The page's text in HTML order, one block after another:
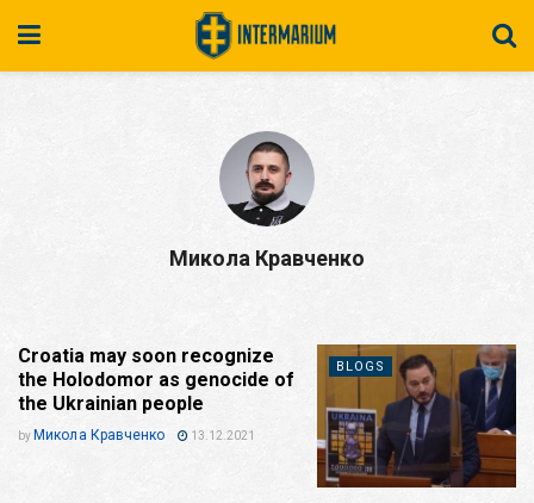
Микола Кравченко
BLOGS
Croatia may soon recognize
the Holodomor as genocide of
the Ukrainian people
by Микола Кравченко 13.12.2021